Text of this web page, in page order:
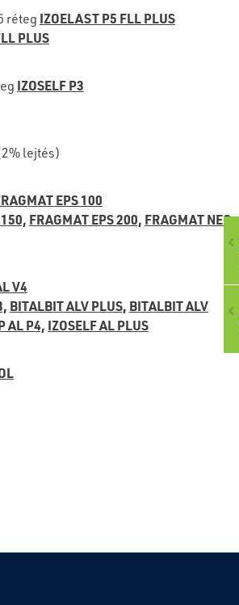
réteg IZOELAST P5 FLL PLUS
PLUS
IZOSELF P3
lejtés)
EPS 100
FRAGMAT EPS 200, FRAGMAT NEO
V4
BITALBIT ALV PLUS, BITALBIT ALV
AL P4, IZOSELF AL PLUS